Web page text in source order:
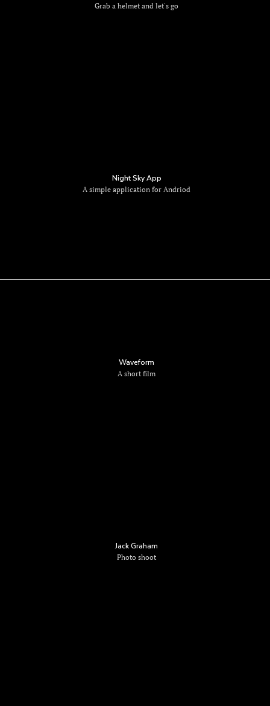
Grab a helmet and let's go
Night Sky App
A simple application for Andriod
Waveform
A short film
Jack Graham
Photo shoot